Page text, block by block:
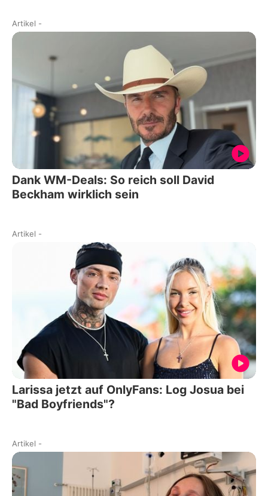
Artikel -
Dank WM-Deals: So reich soll David
Beckham wirklich sein
Artikel -
Larissa jetzt auf OnlyFans: Log Josua bei
"Bad Boyfriends"?
Artikel -